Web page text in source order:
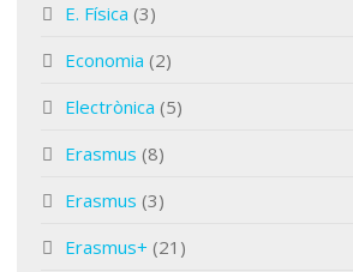
E. Física (3)
Economia (2)
Electrònica (5)
Erasmus (8)
Erasmus (3)
Erasmus+ (21)